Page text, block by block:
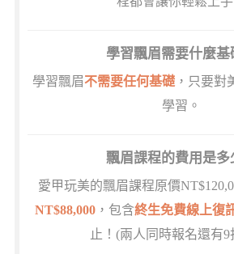
學習飄眉需要什麼基
學習飄眉不需要任何基礎 ，只要對
學習。
飄眉課程的費用是多
愛甲玩美的飄眉課程原價
NT$88,000，包含終生免費線上復
止！(兩人同時報名還有9